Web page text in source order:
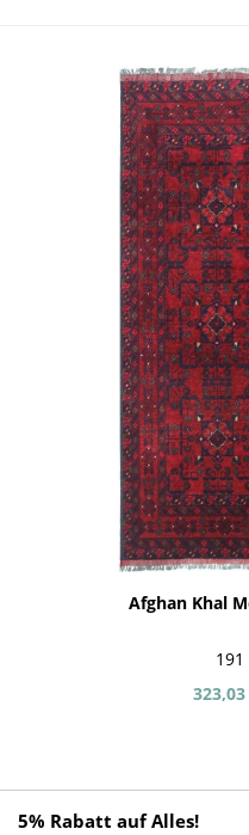
Afghan Khal
5% Rabatt auf Alles!